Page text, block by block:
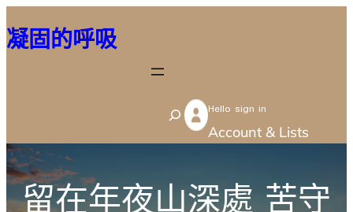
至
容
凝固的呼吸
S
e
Hello sign in
Account & Lists
留在年夜山深處 苦守